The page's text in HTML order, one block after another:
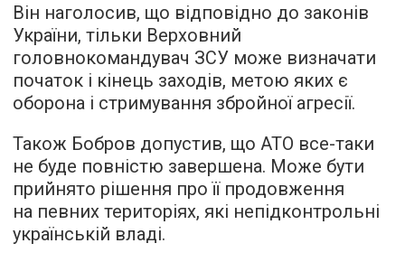
Він наголосив, що відповідно до законів
України, тільки Верховний
головнокомандувач ЗСУ може визначати
початок і кінець заходів, метою яких є
оборона і стримування збройної агресії.
Також Бобров допустив, що АТО все-таки
не буде повністю завершена. Може бути
прийнято рішення про її продовження
на певних територіях, які непідконтрольні
українській владі.